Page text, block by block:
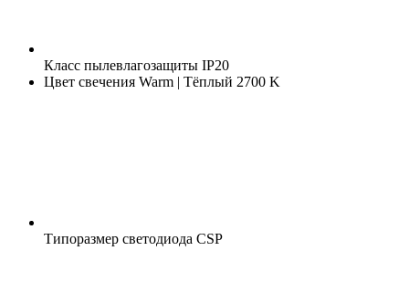
Класс пылевлагозащиты IP20
Цвет свечения Warm | Тёплый 2700 K
Типоразмер светодиода CSP